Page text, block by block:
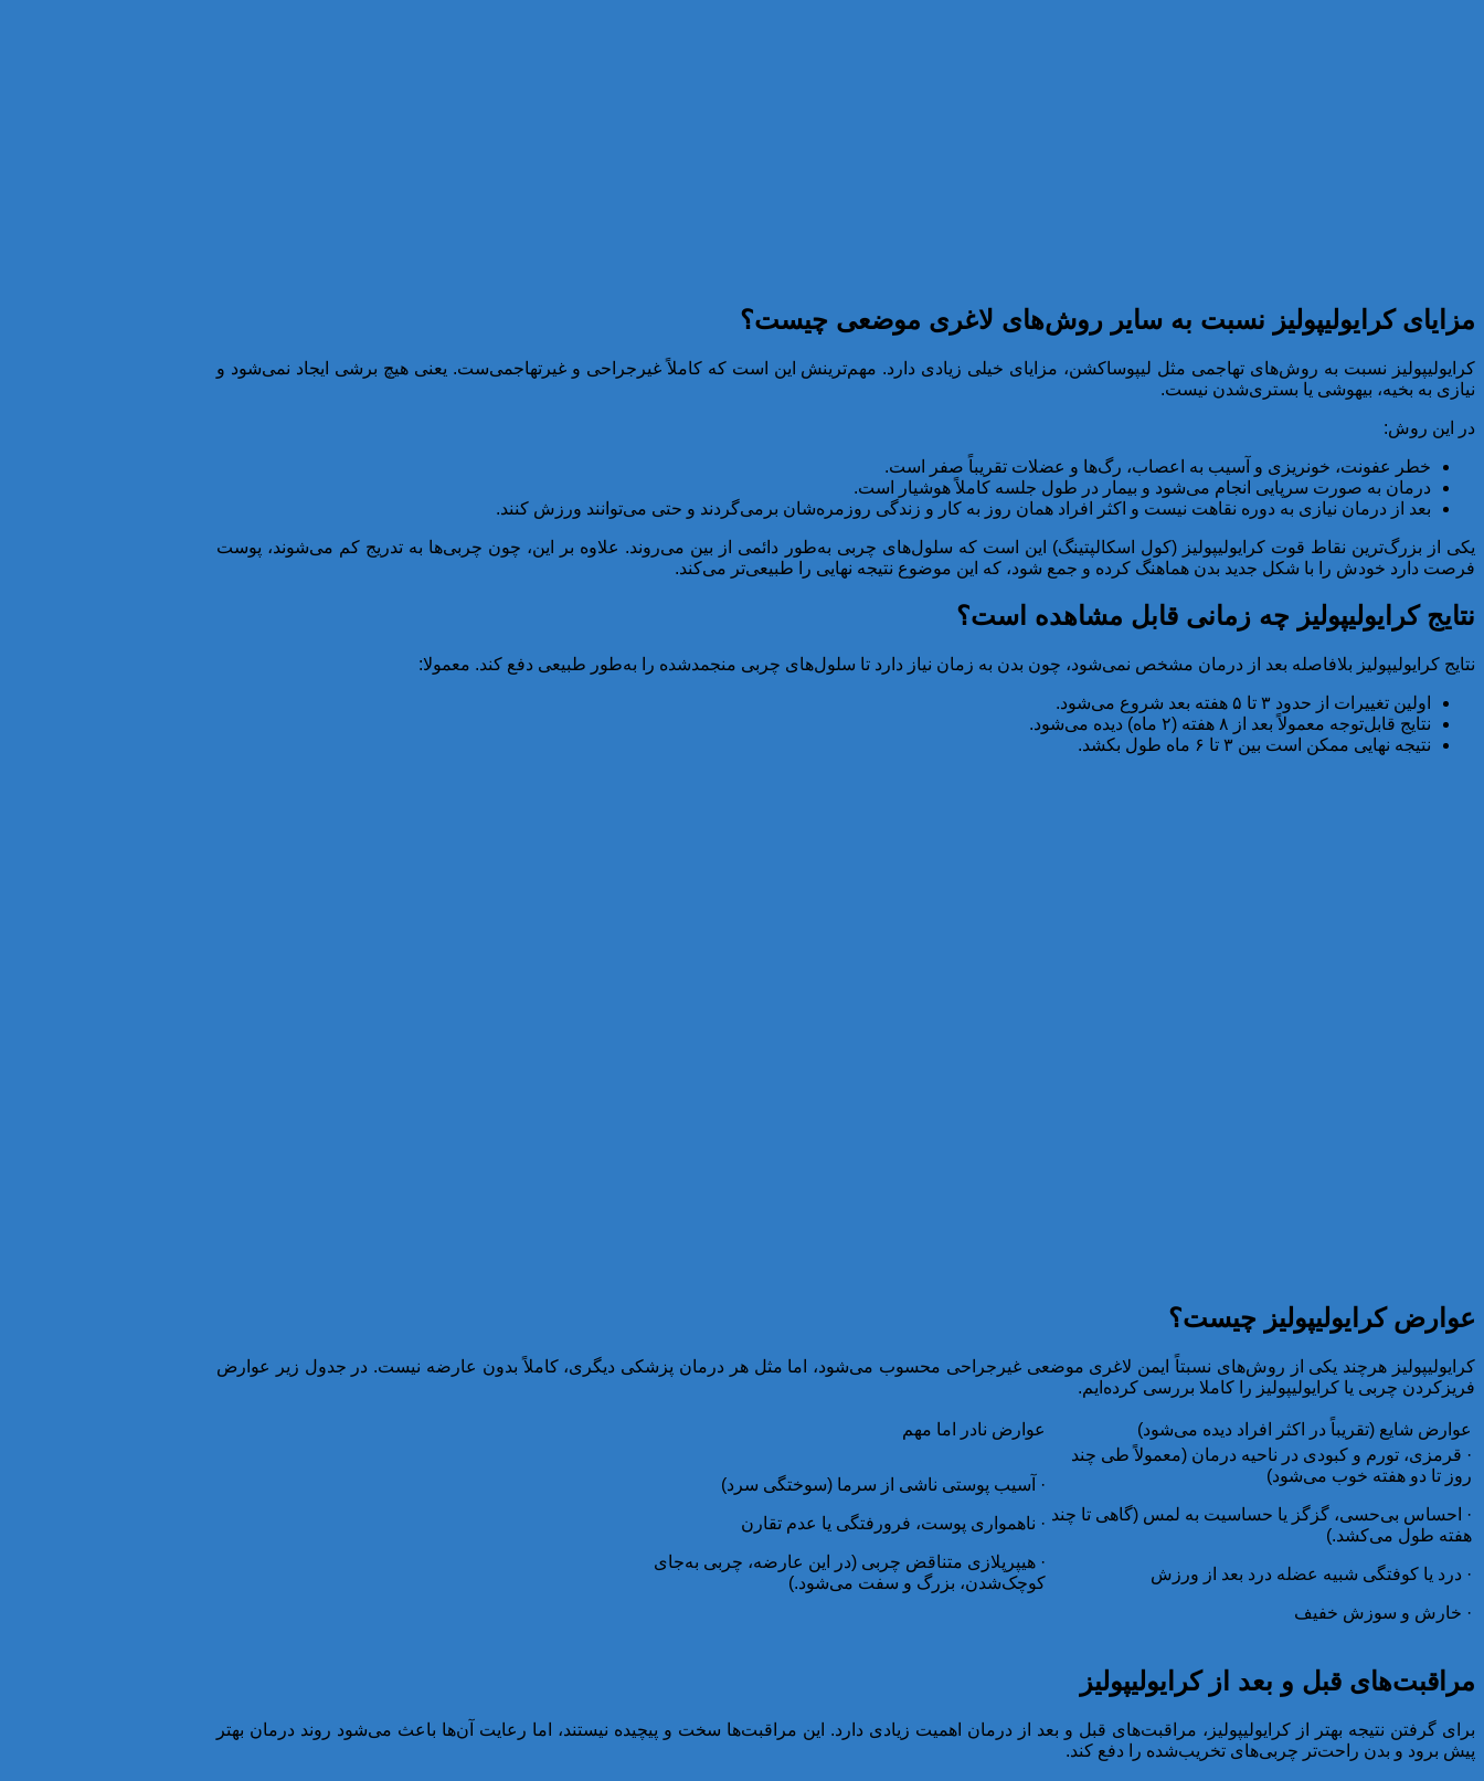
مزایای کرایولیپولیز نسبت به سایر روش‌های لاغری موضعی چیست؟
کرایولیپولیز نسبت به روش‌های تهاجمی مثل لیپوساکشن، مزایای خیلی زیادی دارد. مهم‌ترینش این است که کاملاً غیرجراحی و غیرتهاجمی‌ست. یعنی هیچ برشی ایجاد نمی‌شود و
نیازی به بخیه، بیهوشی یا بستری‌شدن نیست.
در این روش:
خطر عفونت، خونریزی و آسیب به اعصاب، رگ‌ها و عضلات تقریباً صفر است.
درمان به صورت سرپایی انجام می‌شود و بیمار در طول جلسه کاملاً هوشیار است.
بعد از درمان نیازی به دوره نقاهت نیست و اکثر افراد همان روز به کار و زندگی روزمره‌شان برمی‌گردند و حتی می‌توانند ورزش کنند.
یکی از بزرگ‌ترین نقاط قوت کرایولیپولیز (کول اسکالپتینگ) این است که سلول‌های چربی به‌طور دائمی از بین می‌روند. علاوه‌‌ بر این، چون چربی‌ها به تدریج کم می‌شوند، پوست
فرصت دارد خودش را با شکل جدید بدن هماهنگ کرده و جمع شود، که این موضوع نتیجه نهایی را طبیعی‌تر می‌کند.
نتایج کرایولیپولیز چه زمانی قابل مشاهده است؟
نتایج کرایولیپولیز بلافاصله بعد از درمان مشخص نمی‌شود، چون بدن به زمان نیاز دارد تا سلول‌های چربی منجمدشده را به‌طور طبیعی دفع کند. معمولا:
اولین تغییرات از حدود ۳ تا ۵ هفته بعد شروع می‌شود.
نتایج قابل‌توجه معمولاً بعد از ۸ هفته (۲ ماه) دیده می‌شود.
نتیجه نهایی ممکن است بین ۳ تا ۶ ماه طول بکشد.
عوارض کرایولیپولیز چیست؟
کرایولیپولیز هرچند یکی از روش‌های نسبتاً ایمن لاغری موضعی غیرجراحی محسوب می‌شود، اما مثل هر درمان پزشکی دیگری، کاملاً بدون عارضه نیست. در جدول زیر عوارض
فریزکردن چربی یا کرایولیپولیز را کاملا بررسی کرده‌ایم.
عوارض شایع (تقریباً در اکثر افراد دیده می‌شود)
عوارض نادر اما مهم
· قرمزی، تورم و کبودی در ناحیه درمان (معمولاً طی چند
روز تا دو هفته خوب می‌شود)
· احساس بی‌حسی، گزگز یا حساسیت به لمس (گاهی تا چند
هفته طول می‌کشد.)
· درد یا کوفتگی شبیه عضله درد بعد از ورزش
· خارش و سوزش خفیف
· آسیب پوستی ناشی از سرما (سوختگی سرد)
· ناهمواری پوست، فرورفتگی یا عدم تقارن
· هیپرپلازی متناقض چربی (در این عارضه، چربی به‌جای
کوچک‌شدن، بزرگ‌ و سفت می‌شود.)
مراقبت‌های قبل و بعد از کرایولیپولیز
برای گرفتن نتیجه بهتر از کرایولیپولیز، مراقبت‌های قبل و بعد از درمان اهمیت زیادی دارد. این مراقبت‌ها سخت و پیچیده نیستند، اما رعایت آن‌ها باعث می‌شود روند درمان بهتر
پیش برود و بدن راحت‌تر چربی‌های تخریب‌شده را دفع کند.